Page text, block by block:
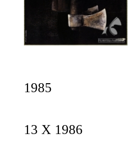
1985
13 X 1986